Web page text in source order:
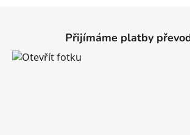
Přijímáme platby